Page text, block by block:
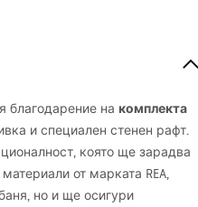
благодарение на комплекта
и специален стенен рафт.
която ще зарадва
материали от марката REA,
но и ще осигури